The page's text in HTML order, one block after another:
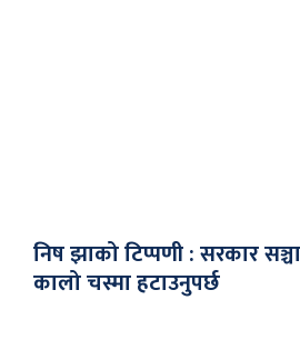
निष झाको टिप्पणी : सरकार
कालो चस्मा हटाउनुपर्छ